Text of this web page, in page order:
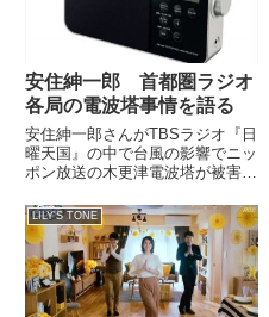
安住紳一郎 首都圏ラジオ
各局の電波塔事情を語る
安住紳一郎さんがTBSラジオ『日
曜天国』の中で台風の影響でニッ
ポン放送の木更津電波塔が被害を
首都圏のラジオ各局の電波塔事情
について話していました。【実
験】radikoタイムフリー安住紳一
郎の日曜天国 | TBS...
LILY'S TONE